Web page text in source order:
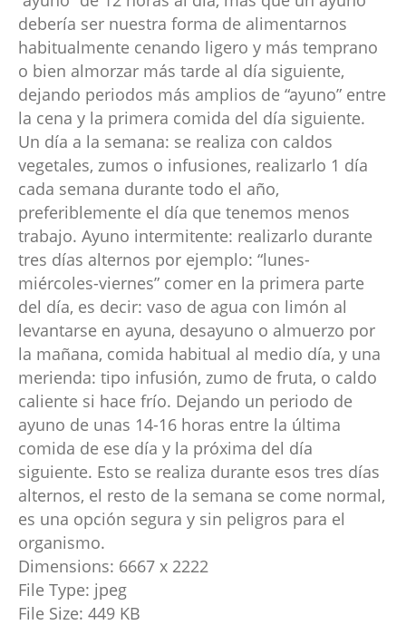
debería ser nuestra forma de alimentarnos
habitualmente cenando ligero y más temprano
o bien almorzar más tarde al día siguiente,
dejando periodos más amplios de “ayuno” entre
la cena y la primera comida del día siguiente.
Un día a la semana: se realiza con caldos
vegetales, zumos o infusiones, realizarlo 1 día
cada semana durante todo el año,
preferiblemente el día que tenemos menos
trabajo. Ayuno intermitente: realizarlo durante
tres días alternos por ejemplo: “lunes-
miércoles-viernes” comer en la primera parte
del día, es decir: vaso de agua con limón al
levantarse en ayuna, desayuno o almuerzo por
la mañana, comida habitual al medio día, y una
merienda: tipo infusión, zumo de fruta, o caldo
caliente si hace frío. Dejando un periodo de
ayuno de unas 14-16 horas entre la última
comida de ese día y la próxima del día
siguiente. Esto se realiza durante esos tres días
alternos, el resto de la semana se come normal,
es una opción segura y sin peligros para el
organismo.
Dimensions: 6667 x 2222
File Type: jpeg
File Size: 449 KB